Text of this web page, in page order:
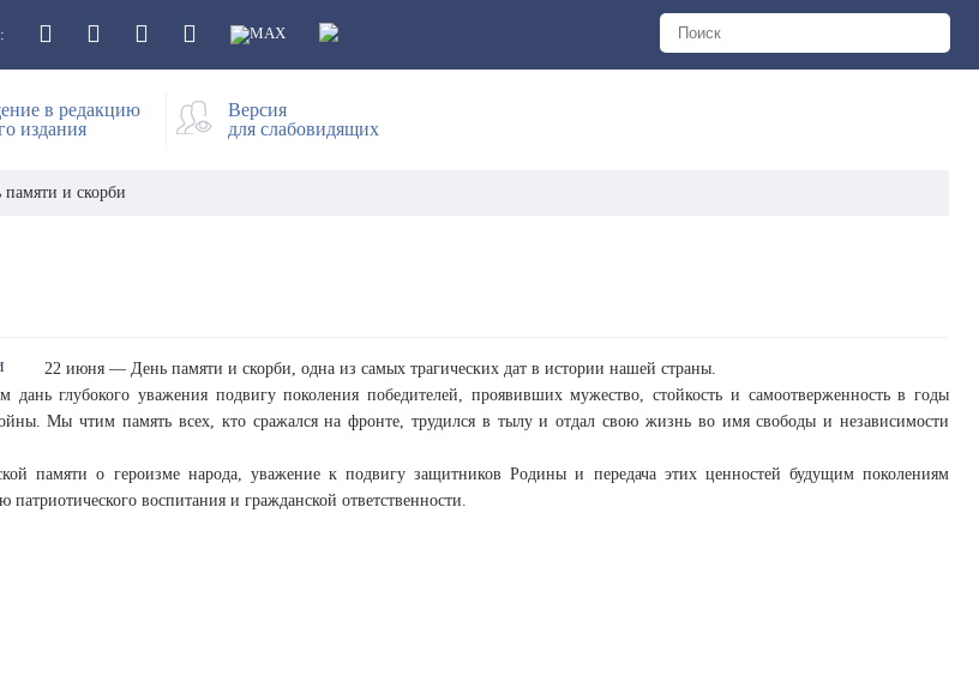
в редакцию
издания
Версия
для слабовидящих
памяти и скорби
22 июня — День памяти и скорби, одна из самых трагических дат в истории нашей страны.
дань глубокого уважения подвигу поколения победителей, проявивших мужество, стойкость и самоотверженность в годы
Мы чтим память всех, кто сражался на фронте, трудился в тылу и отдал свою жизнь во имя свободы и независимости
памяти о героизме народа, уважение к подвигу защитников Родины и передача этих ценностей будущим поколениям
патриотического воспитания и гражданской ответственности.